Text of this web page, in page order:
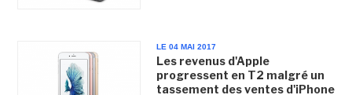
LE 04 MAI 2017
Les revenus d'Apple
progressent en T2 malgré un
tassement des ventes d'iPhone